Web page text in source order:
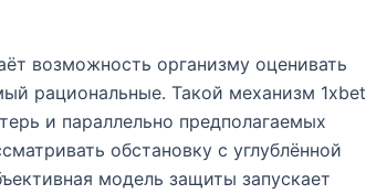
возможность организму оценивать
рациональные. Такой механизм 1xbet
и параллельно предполагаемых
обстановку с углублённой
модель защиты запускает